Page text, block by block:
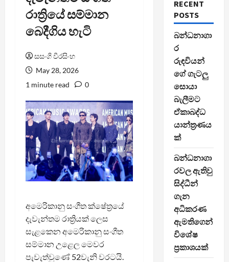
රාත්‍රියේ සම්මාන
බෙදීගිය හැටි
සසංගි වීරසිංහ
May 28, 2026
1 minute read
0
අමෙරිකානු සංගීත ක්ෂේත්‍රයේ
දැවැන්තම රාත්‍රියක් ලෙස
සැළකෙන අමෙරිකානු සංගීත
සම්මාන උළෙල මෙවර
පැවැත්වුණේ 52වැනි වරටයි.
RECENT
POSTS
බන්ධනාගා
ර
රුඳවියන්
ගේ ගැටලු
සොයා
බැලීමට
ඒකාබද්ධ
යාන්ත්‍රණය
ක්
බන්ධනාගා
රවල ඇතිවු
සිද්ධීන්
ගැන
අධිකරණ
ඇමතිගෙන්
විශේෂ
ප්‍රකාශයක්